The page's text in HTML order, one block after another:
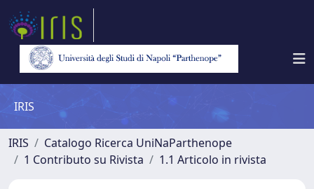
IRIS
IRIS
Catalogo Ricerca UniNaParthenope
1 Contributo su Rivista
1.1 Articolo in rivista